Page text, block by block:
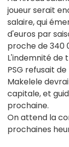
joueur serait
salaire, qui
d'euros par
proche de 340
L'indemnité de
PSG refusait
Makelele
capitale, et
prochaine.
On attend la
prochaines